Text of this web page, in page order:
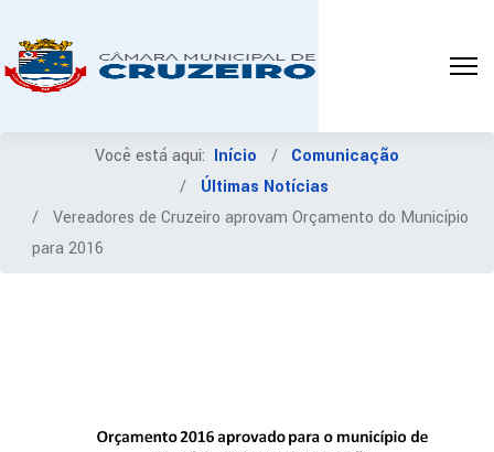
Você está aqui: Início
Comunicação
Últimas Notícias
Vereadores de Cruzeiro aprovam Orçamento do Município
para 2016